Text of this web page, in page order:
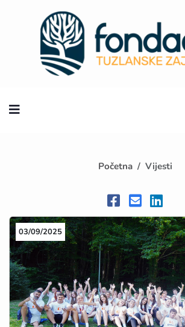
Početna
Početna Vijesti
03/09/2025